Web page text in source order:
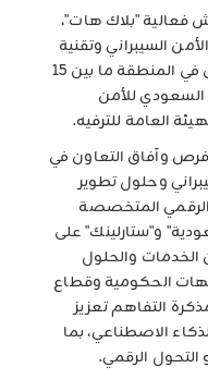
فعالية "بلاك هات"،
السيبراني وتقنية
المعلومات، والذي يعقد للمرة الأولى في المنطقة ما بين 15
السعودي للأمن
العامة للترفيه.
وآفاق التعاون في
وحلول تطوير
الرقمي المتخصصة
و"ستارلينك" على
والحلول
الحكومية وقطاع
التفاهم تعزيز
الاصطناعي، بما
الرقمي.